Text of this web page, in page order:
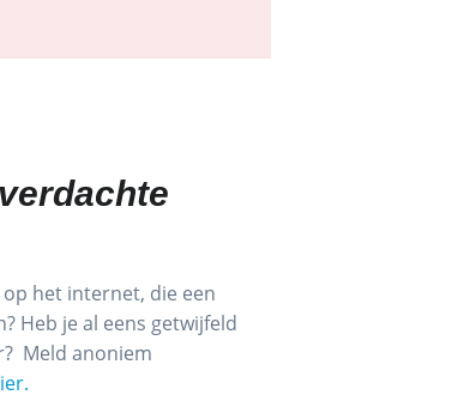
het internet, die een
Heb je al eens getwijfeld
Meld anoniem